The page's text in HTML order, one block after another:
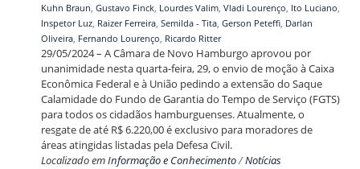
Kuhn Braun Gustavo Finck, Lourdes Valim, Vladi Lourenço Ito Luciano
Inspetor Luz, Raizer Ferreira, Semilda - Tita, Gerson Peteffi, Darlan
Oliveira, Fernando Lourenço Ricardo Ritter
29/05/2024 – A Câmara de Novo Hamburgo aprovou por
unanimidade nesta quarta-feira, 29, o envio de moção à Caixa
Econômica Federal e à União pedindo a extensão do Saque
Calamidade do Fundo de Garantia do Tempo de Serviço (FGTS)
para todos os cidadãos hamburguenses. Atualmente, o
resgate de até R$ 6.220,00 é exclusivo para moradores de
áreas atingidas listadas pela Defesa Civil.
Localizado emInformação e Conhecimento/Notícias